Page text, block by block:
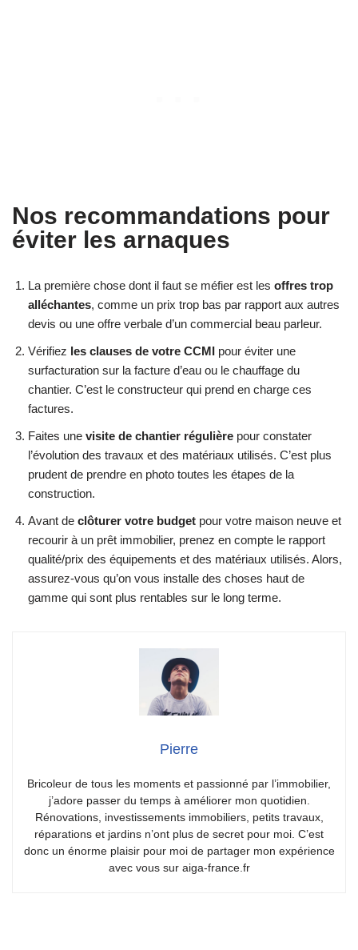
Nos recommandations pour
éviter les arnaques
La première chose dont il faut se méfier est les offres trop
alléchantes, comme un prix trop bas par rapport aux autres
devis ou une offre verbale d’un commercial beau parleur.
Vérifiez les clauses de votre CCMI pour éviter une
surfacturation sur la facture d’eau ou le chauffage du
chantier. C’est le constructeur qui prend en charge ces
factures.
Faites une visite de chantier régulière pour constater
l’évolution des travaux et des matériaux utilisés. C’est plus
prudent de prendre en photo toutes les étapes de la
construction.
Avant de clôturer votre budget pour votre maison neuve et
recourir à un prêt immobilier, prenez en compte le rapport
qualité/prix des équipements et des matériaux utilisés. Alors,
assurez-vous qu’on vous installe des choses haut de
gamme qui sont plus rentables sur le long terme.
Pierre
Bricoleur de tous les moments et passionné par l’immobilier,
j’adore passer du temps à améliorer mon quotidien.
Rénovations, investissements immobiliers, petits travaux,
réparations et jardins n’ont plus de secret pour moi. C’est
donc un énorme plaisir pour moi de partager mon expérience
avec vous sur aiga-france.fr